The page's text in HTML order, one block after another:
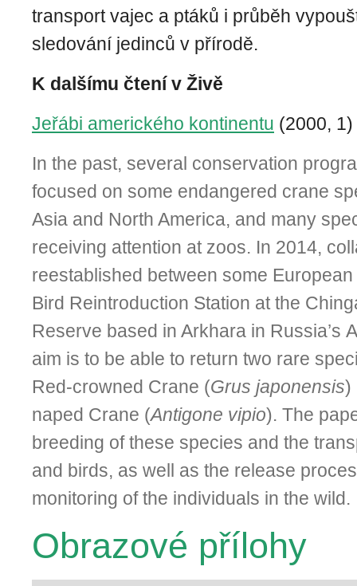
transport vajec a ptáků i průběh
sledování jedinců v přírodě.
K dalšímu čtení v Živě
Jeřábi amerického kontinentu (2000, 1)
In the past, several conservation
focused on some endangered crane
Asia and North America, and many
receiving attention at zoos. In 2014,
reestablished between some
Bird Reintroduc­tion Station at the
Reserve based in Arkhara in Russia’s
aim is to be able to return two rare
Red-crowned Crane (Grus japonensis)
naped Crane (Antigone vipio). The
breeding of these species and the
and birds, as well as the release
monitoring of the individuals in the wild.
Obrazové přílohy